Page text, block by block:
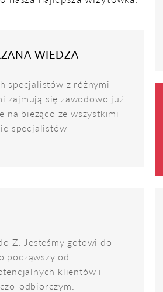
WIEDZA
specjalistów z różnymi
zajmują się zawodowo już
na bieżąco ze wszystkimi
specjalistów
Z. Jesteśmy gotowi do
począwszy od
klientów i
odbiorczym.